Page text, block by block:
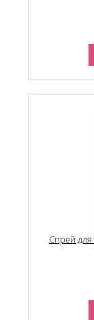
Спрей для